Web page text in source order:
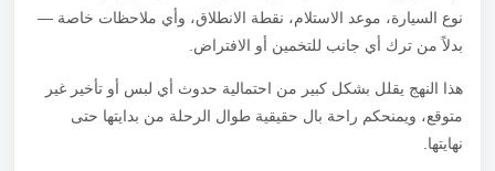
نوع السيارة، موعد الاستلام، نقطة الانطلاق، وأي ملاحظات خاصة —
بدلاً من ترك أي جانب للتخمين أو الافتراض.
هذا النهج يقلل بشكل كبير من احتمالية حدوث أي لبس أو تأخير غير
متوقع، ويمنحكم راحة بال حقيقية طوال الرحلة من بدايتها حتى
نهايتها.